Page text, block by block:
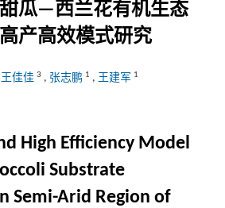
瓜—西兰花有机生态
产高效模式研究
王佳佳 3 , 张志鹏 1 , 王建军 1
High Efficiency Model
Substrate
Semi-Arid Region of